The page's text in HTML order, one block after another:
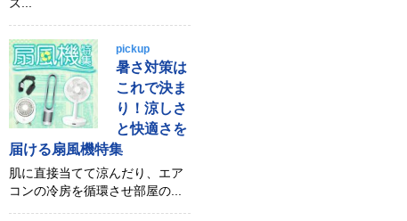
pickup
暑さ対策は
これで決ま
り！涼しさ
と快適さを
届ける扇風機特集
肌に直接当てて涼んだり、エア
コンの冷房を循環させ部屋の...